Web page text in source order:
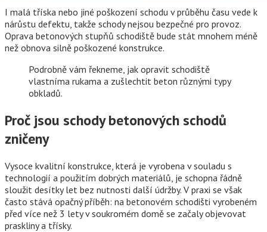
I malá tříska nebo jiné poškození schodu v průběhu času vede k
nárůstu defektu, takže schody nejsou bezpečné pro provoz.
Oprava betonových stupňů schodiště bude stát mnohem méně
než obnova silně poškozené konstrukce.
Podrobně vám řekneme, jak opravit schodiště
vlastníma rukama a zušlechtit beton různými typy
obkladů.
Proč jsou schody betonových schodů
zničeny
Vysoce kvalitní konstrukce, která je vyrobena v souladu s
technologií a použitím dobrých materiálů, je schopna řádně
sloužit desítky let bez nutnosti další údržby. V praxi se však
často stává opačný příběh: na betonovém schodišti vyrobeném
před více než 3 lety v soukromém domě se začaly objevovat
praskliny a třísky.